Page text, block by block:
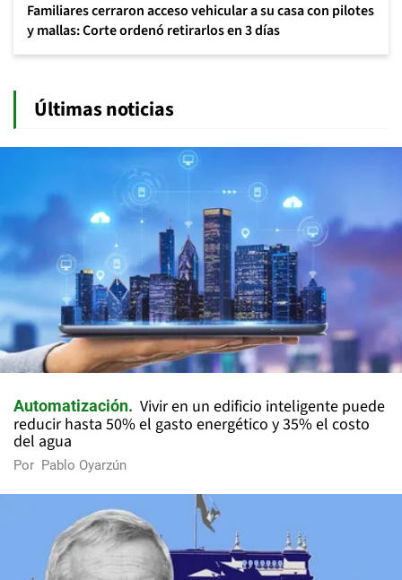
Familiares cerraron acceso vehicular a su casa con pilotes
y mallas: Corte ordenó retirarlos en 3 días
Últimas noticias
Automatización
Vivir en un edificio inteligente puede
reducir hasta 50% el gasto energético y 35% el costo
del agua
Por Pablo Oyarzún